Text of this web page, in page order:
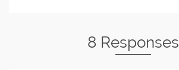
8 Responses